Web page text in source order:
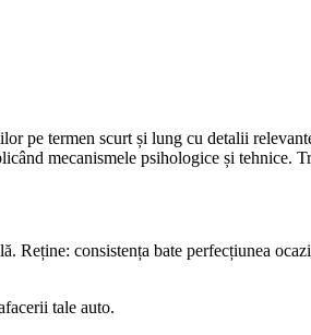
pe termen scurt și lung cu detalii
mecanismele psihologice și tehnice.
consistența bate perfecțiunea
tale auto.